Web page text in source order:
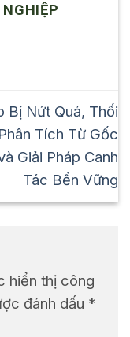
Bị Nứt Quả, Thối
Tích Từ Gốc
Giải Pháp Canh
Tác Bền Vững
hiển thị công
đánh dấu *